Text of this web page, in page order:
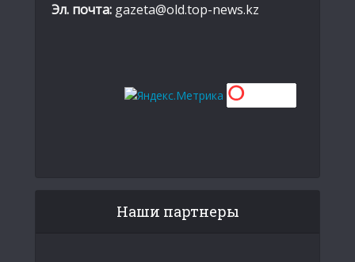
Эл. почта: gazeta@old.top-news.kz
Наши партнеры